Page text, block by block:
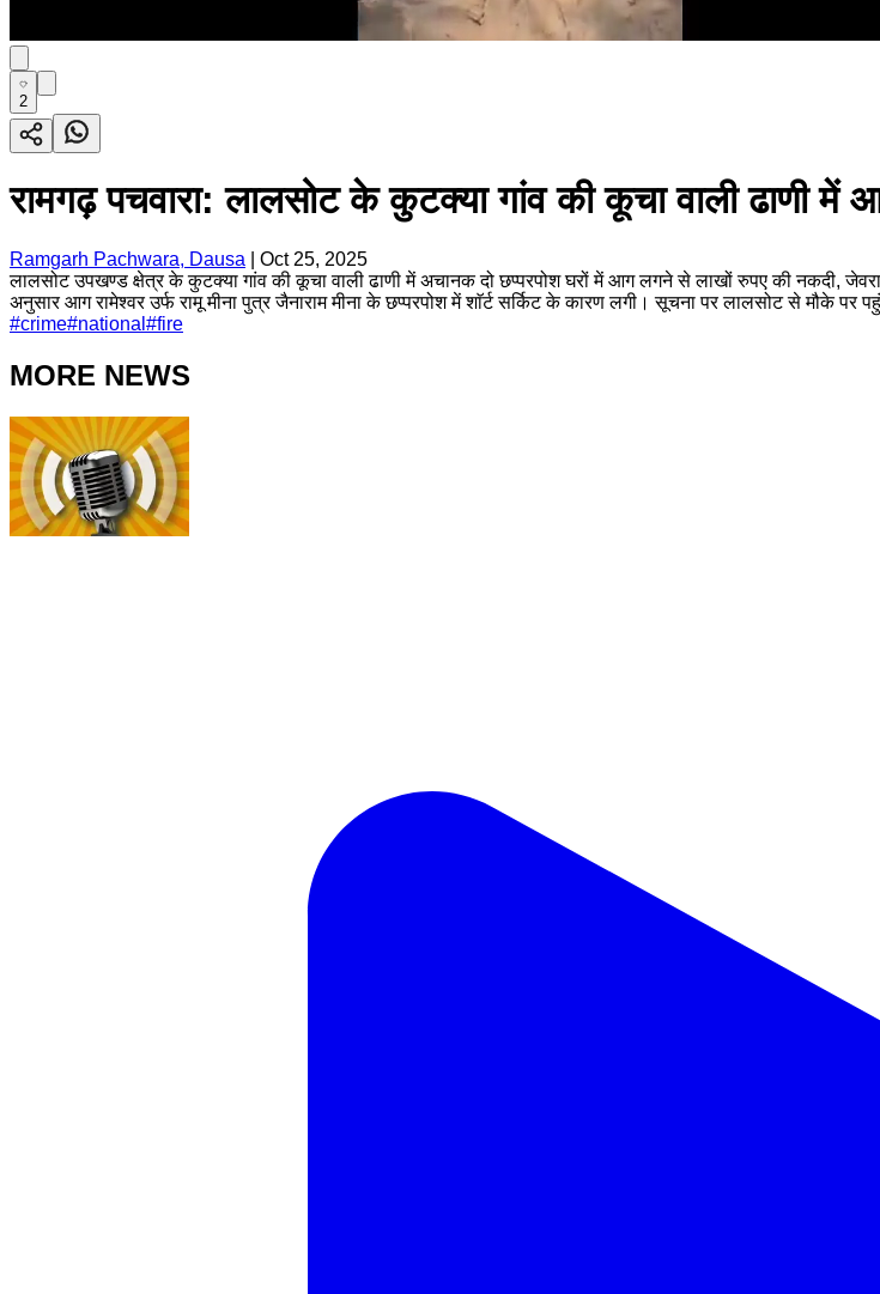
2
रामगढ़ पचवारा: लालसोट के कुटक्या गांव की कूचा वाली
Ramgarh Pachwara, Dausa
Oct 25, 2025
लालसोट उपखण्ड क्षेत्र के कुटक्या गांव की कूचा वाली ढाणी में अचानक दो छप्परपोश घरों में आग लगने से लाखों रुपए की नकदी,
अनुसार आग रामेश्वर उर्फ रामू मीना पुत्र जैनाराम मीना के छप्परपोश में शाॅर्ट सर्किट के कारण लगी। सूचना पर लालसोट से मौके
#crime#national #fire
MORE NEWS